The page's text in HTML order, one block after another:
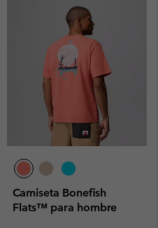
Camiseta Bonefish
Flats™ para hombre